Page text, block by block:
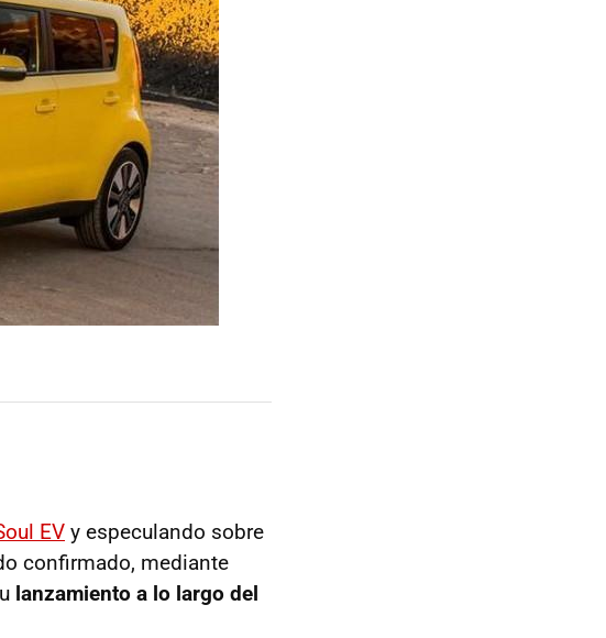
EV y especulando sobre
confirmado, mediante
lanzamiento a lo largo del